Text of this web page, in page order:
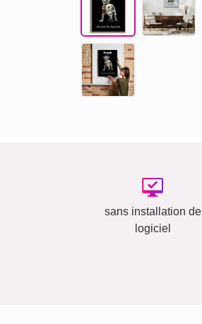
sans installation de
logiciel